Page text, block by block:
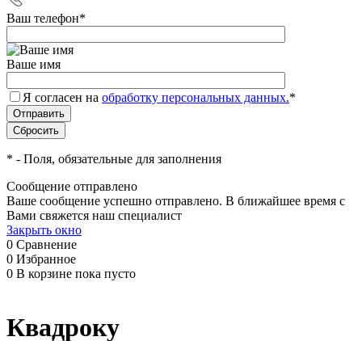
Ваш телефон*
Ваше имя
Я согласен на обработку персональных данных.*
* - Поля, обязательные для заполнения
Сообщение отправлено
Ваше сообщение успешно отправлено. В ближайшее время с
Вами свяжется наш специалист
Закрыть окно
0 Сравнение
0 Избранное
0 В корзине пока пусто
Квадроку